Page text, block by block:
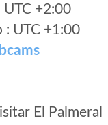
UTC +2:00
: UTC +1:00
El Palmeral